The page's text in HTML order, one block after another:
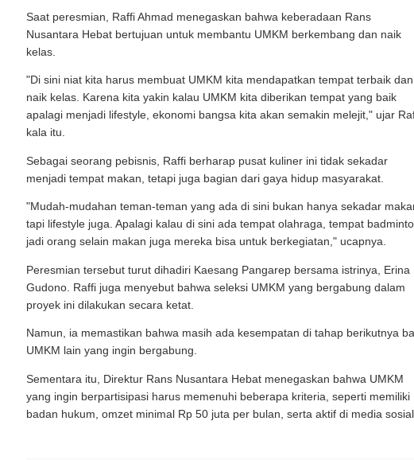
Saat peresmian, Raffi Ahmad menegaskan bahwa keberadaan Rans
Nusantara Hebat bertujuan untuk membantu UMKM berkembang dan naik
kelas.
"Di sini niat kita harus membuat UMKM kita mendapatkan tempat terbaik dan
naik kelas. Karena kita yakin kalau UMKM kita diberikan tempat yang baik
apalagi menjadi lifestyle, ekonomi bangsa kita akan semakin melejit," ujar
kala itu.
Sebagai seorang pebisnis, Raffi berharap pusat kuliner ini tidak sekadar
menjadi tempat makan, tetapi juga bagian dari gaya hidup masyarakat.
"Mudah-mudahan teman-teman yang ada di sini bukan hanya sekadar
tapi lifestyle juga. Apalagi kalau di sini ada tempat olahraga, tempat
jadi orang selain makan juga mereka bisa untuk berkegiatan," ucapnya.
Peresmian tersebut turut dihadiri Kaesang Pangarep bersama istrinya, Erina
Gudono. Raffi juga menyebut bahwa seleksi UMKM yang bergabung dalam
proyek ini dilakukan secara ketat.
Namun, ia memastikan bahwa masih ada kesempatan di tahap berikutnya
UMKM lain yang ingin bergabung.
Sementara itu, Direktur Rans Nusantara Hebat menegaskan bahwa UMKM
yang ingin berpartisipasi harus memenuhi beberapa kriteria, seperti memiliki
badan hukum, omzet minimal Rp 50 juta per bulan, serta aktif di media sosial.